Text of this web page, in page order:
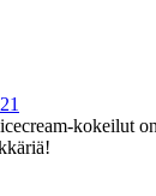
kokeilut